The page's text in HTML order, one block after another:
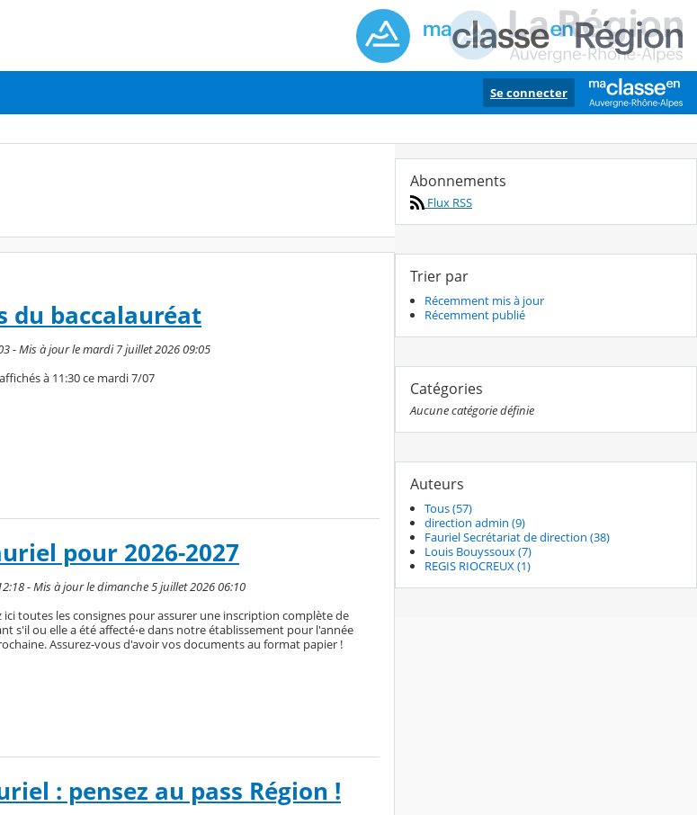
Se connecter
du baccalauréat
- Mis à jour le mardi 7 juillet 2026 09:05
à 11:30 ce mardi 7/07
pour 2026-2027
- Mis à jour le dimanche 5 juillet 2026 06:10
ici toutes les consignes pour assurer une inscription complète de
s'il ou elle a été affecté⋅e dans notre établissement pour l'année
Assurez-vous d'avoir vos documents au format papier !
: pensez au pass Région !
Abonnements
Flux RSS
Trier par
Récemment mis à jour
Récemment publié
Catégories
Aucune catégorie définie
Auteurs
Tous (57)
direction admin (9)
Fauriel Secrétariat de direction (38)
Louis Bouyssoux (7)
REGIS RIOCREUX (1)